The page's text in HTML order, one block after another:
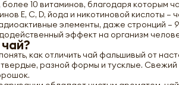
10 витаминов, благодаря которым
Е, С, D, йода и никотиновой кислоты
элементы, даже стронций
эффект на организм
как отличить чай фальшивый от
твердые, разной формы и тусклые.